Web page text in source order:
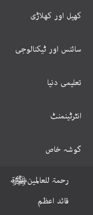
کھیل اور کھلاڑی
سائنس اور ٹیکنالوجی
تعلیمی دنیا
انٹرٹینمنٹ
گوشہ خاص
رحمۃ للعالمینﷺ
قائد اعظم